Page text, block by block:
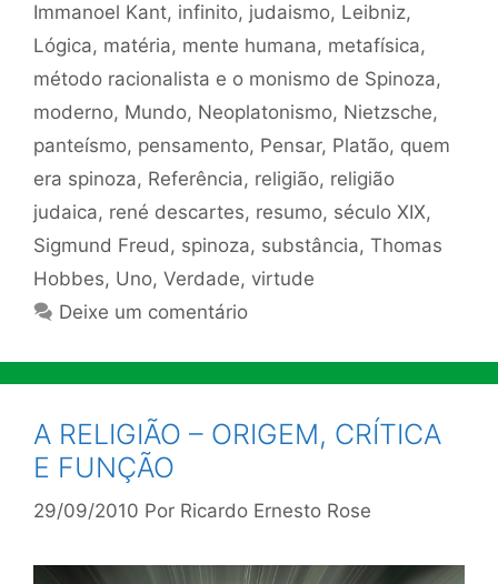
Immanoel Kant, infinito, judaismo, Leibniz,
Lógica, matéria, mente humana, metafísica,
método racionalista e o monismo de Spinoza,
moderno, Mundo, Neoplatonismo, Nietzsche,
panteísmo, pensamento, Pensar, Platão, quem
era spinoza, Referência, religião, religião
judaica, rené descartes, resumo, século XIX,
Sigmund Freud, spinoza, substância, Thomas
Hobbes, Uno, Verdade, virtude
Deixe um comentário
A RELIGIÃO – ORIGEM, CRÍTICA
E FUNÇÃO
29/09/2010 Por Ricardo Ernesto Rose